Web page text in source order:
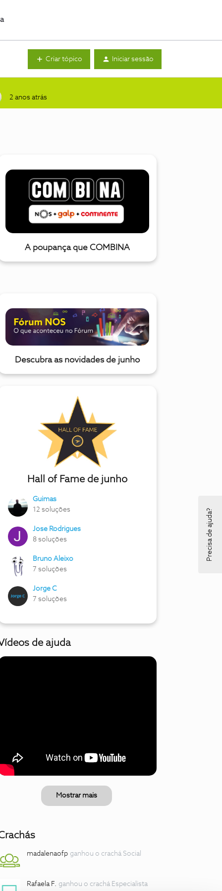
Criar tópico Iniciar sessão
2 anos atrás
A poupança que COMBINA
Descubra as novidades de junho
Hall of Fame de junho
Guimas
12 soluções
Jose Rodrigues
8 soluções
Bruno Aleixo
7 soluções
Jorge C
7 soluções
de ajuda
Mostrar mais
madalenaofp ganhou o crachá Social
Rafaela F. ganhou o crachá Especialista
Precisa de ajuda?